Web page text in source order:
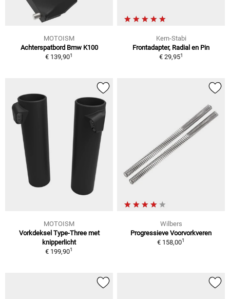
MOTOISM
Achterspatbord Bmw K100
€ 139,901
Kern-Stabi
Frontadapter, Radial en Pin
€ 29,951
MOTOISM
Vorkdeksel Type-Three met
knipperlicht
€ 199,901
Wilbers
Progressieve Voorvorkveren
€ 158,001